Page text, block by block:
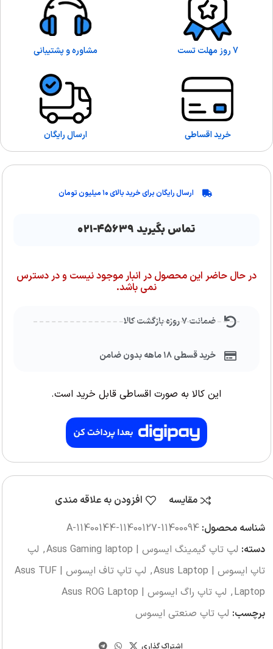
7 روز مهلت تست مشاوره و پشتیبانی
خرید اقساطی ارسال رایگان
ارسال رایگان برای خرید بالای ۱۰ میلیون تومان
تماس بگیرید ۴۵۶۳۹-۰۲۱
در حال حاضر این محصول در انبار موجود نیست و در دسترس
نمی باشد.
ضمانت ۷ روزه بازگشت کالا
خرید قسطی ۱۸ ماهه بدون ضامن
این کالا به صورت اقساطی قابل خرید است.
مقایسه
افزودن به علاقه مندی
شناسه محصول:11400094-11400127-A-11400144
دسته: لپ تاپ گیمینگ ایسوس | Asus Gaming laptop , لپ
تاپ ایسوس | Asus Laptop
,
لپ تاپ تاف ایسوس | Asus TUF
Laptop
, لپ تاپ راگ ایسوس | Asus ROG Laptop
برچسب: لپ تاپ صنعتی ایسوس
اشتراک گذاری